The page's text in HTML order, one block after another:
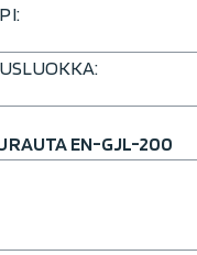
EN-GJL-200